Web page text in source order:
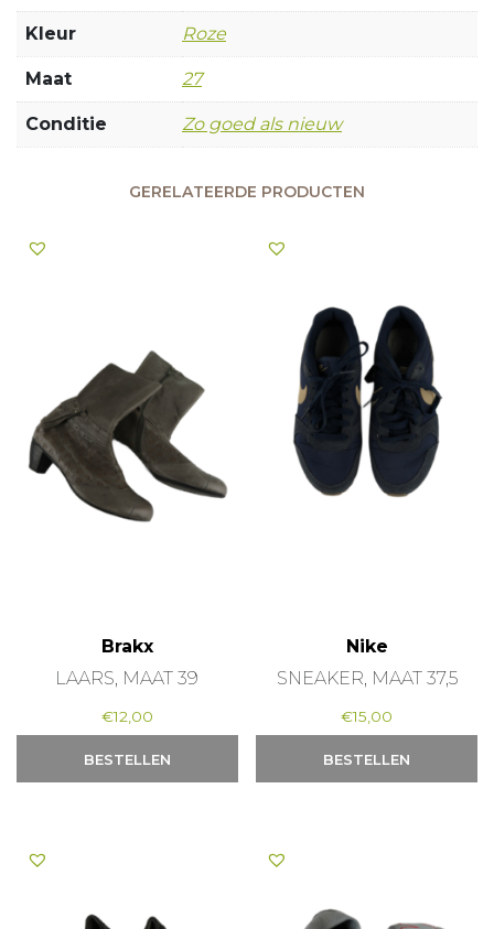
Kleur Roze
Maat 27
Conditie Zo goed als nieuw
GERELATEERDE PRODUCTEN
Brakx
LAARS, MAAT 39
€12,00
BESTELLEN
Nike
SNEAKER, MAAT 37,5
€15,00
BESTELLEN